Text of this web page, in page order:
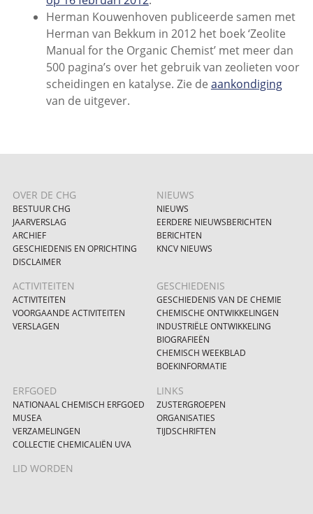
Herman Kouwenhoven publiceerde samen met
Herman van Bekkum in 2012 het boek ‘Zeolite
Manual for the Organic Chemist’ met meer dan
500 pagina’s over het gebruik van zeolieten voor
scheidingen en katalyse. Zie de aankondiging
van de uitgever.
OVER DE CHG
BESTUUR CHG
JAARVERSLAG
ARCHIEF
GESCHIEDENIS EN OPRICHTING
DISCLAIMER
NIEUWS
NIEUWS
EERDERE NIEUWSBERICHTEN
BERICHTEN
KNCV NIEUWS
ACTIVITEITEN
ACTIVITEITEN
VOORGAANDE ACTIVITEITEN
VERSLAGEN
GESCHIEDENIS
GESCHIEDENIS VAN DE CHEMIE
CHEMISCHE ONTWIKKELINGEN
INDUSTRIËLE ONTWIKKELING
BIOGRAFIEËN
CHEMISCH WEEKBLAD
BOEKINFORMATIE
ERFGOED
NATIONAAL CHEMISCH ERFGOED
MUSEA
VERZAMELINGEN
COLLECTIE CHEMICALIËN UVA
LINKS
ZUSTERGROEPEN
ORGANISATIES
TIJDSCHRIFTEN
LID WORDEN